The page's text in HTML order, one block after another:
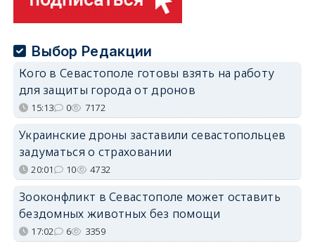
Выбор Редакции
Кого в Севастополе готовы взять на работу
для защиты города от дронов
15:13 0 7172
Украинские дроны заставили севастопольцев
задуматься о страховании
20:01 10 4732
Зооконфликт в Севастополе может оставить
бездомных животных без помощи
17:02 6 3359